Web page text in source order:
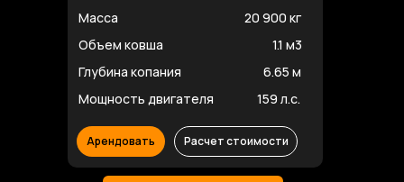
Масса
20 900 кг
Объем ковша
1.1 м3
Глубина копания
6.65 м
Мощность двигателя
159 л.с.
Арендовать Расчет стоимости